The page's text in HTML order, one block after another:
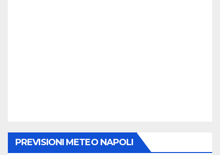
PREVISIONI METEO NAPOLI